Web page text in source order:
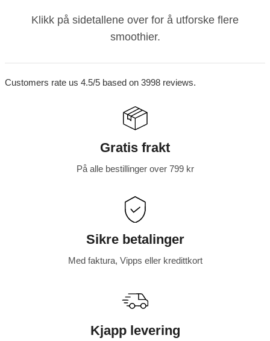
Klikk på sidetallene over for å utforske flere
smoothier.
Customers rate us 4.5/5 based on 3998 reviews.
Gratis frakt
På alle bestillinger over 799 kr
Sikre betalinger
Med faktura, Vipps eller kredittkort
Kjapp levering